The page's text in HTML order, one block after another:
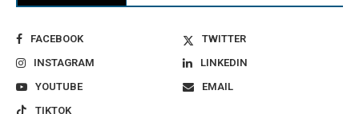
FACEBOOK
TWITTER
INSTAGRAM
LINKEDIN
YOUTUBE
EMAIL
TIKTOK